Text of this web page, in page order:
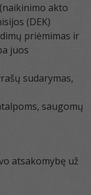
akto
(DEK)
priėmimas ir
juos
sudarymas,
saugomų
atsakomybę už